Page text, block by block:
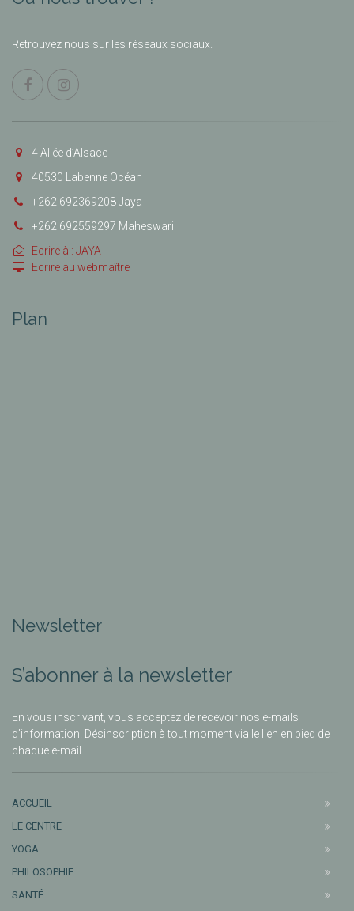
Retrouvez nous sur les réseaux sociaux.
4 Allée d’Alsace
40530 Labenne Océan
+262 692369208 Jaya
+262 692559297 Maheswari
Ecrire à : JAYA
Ecrire au webmaître
Plan
Newsletter
S’abonner à la newsletter
En vous inscrivant, vous acceptez de recevoir nos e-mails
d’information. Désinscription à tout moment via le lien en pied de
chaque e-mail.
ACCUEIL
LE CENTRE
YOGA
PHILOSOPHIE
SANTÉ